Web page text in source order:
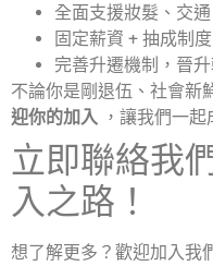
全面支援妝髮、交
固定薪資 + 抽成制
完善升遷機制，晉
不論你是剛退伍、社會新
迎你的加入 ，讓我們一
立即聯絡我
入之路！
想了解更多？歡迎加入我